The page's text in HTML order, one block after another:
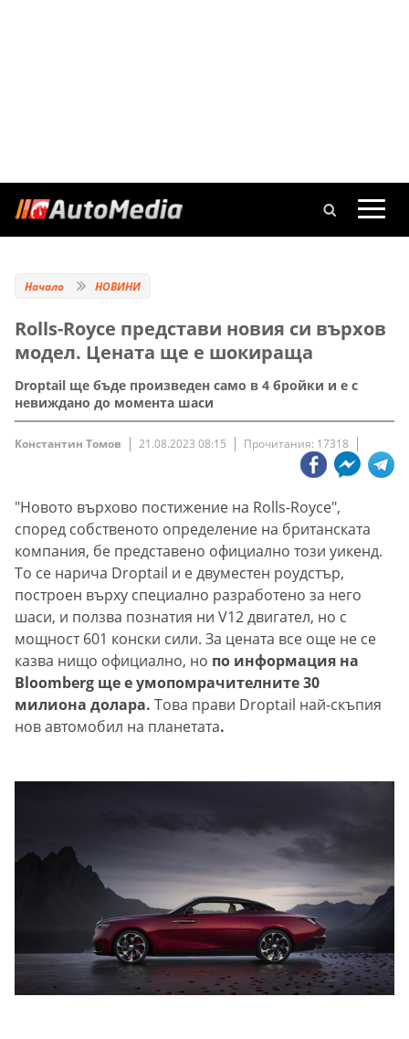
Начало НОВИНИ
Rolls-Royce представи новия си върхов
модел. Цената ще е шокираща
Droptail ще бъде произведен само в 4 бройки и е с
невиждано до момента шаси
Константин Томов 21.08.2023 08:15 Прочитания: 17318
"Новото върхово постижение на Rolls-Royce",
според собственото определение на британската
компания, бе представено официално този уикенд.
То се нарича Droptail и е двуместен роудстър,
построен върху специално разработено за него
шаси, и ползва познатия ни V12 двигател, но с
мощност 601 конски сили. За цената все още не се
казва нищо официално, но по информация на
Bloomberg ще е умопомрачителните 30
милиона долара. Това прави Droptail най-скъпия
нов автомобил на планетата.